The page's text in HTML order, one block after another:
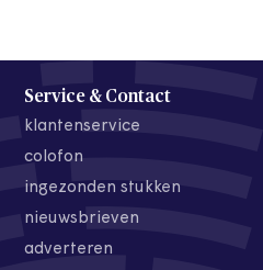
Service & Contact
klantenservice
colofon
ingezonden stukken
nieuwsbrieven
adverteren